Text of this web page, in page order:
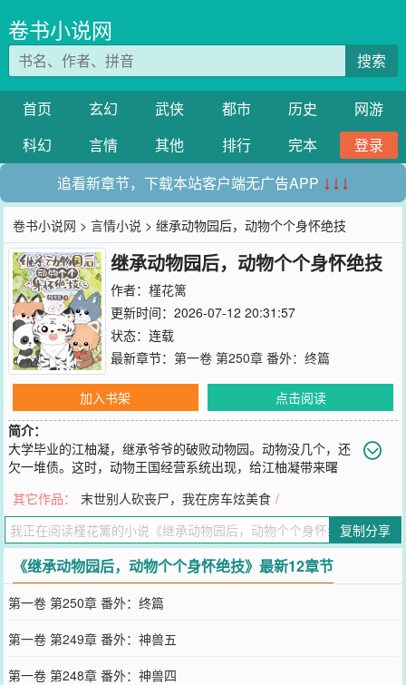
卷书小说网
搜索
首页 玄幻 武侠 都市 历史
网游
科幻
言情 其他 排行 完本
登录
追看新章节，下载本站客户端无广告APP ↓↓↓
卷书小说网 >言情小说 > 继承动物园后，动物个个身怀绝技
继承动物园后，动物个个身怀绝技
作者： 槿花篱
更新时间：2026-07-12 20:31:57
状态：连载
最新章节： 第一卷 第250章 番外：终篇
加入书架
点击阅读
简介：
大学毕业的江柚凝，继承爷爷的破败动物园。动物没几个，还
欠一堆债。这时，动物王国经营系统出现，给江柚凝带来曙
了。“这只黑熊竟然会炒菜，真的不是人扮演的吗？闻着还怪香的。”
鹦鹉赋予语言技能，当场来一段相声。“我嘞个乖乖，这还是鸟吗？它
俩高考就坐在我旁边吧？”灰狼赋予侦查技能，破案看门一把好手。
“这头狼又得一等功了吗？它比我还有用。”……动物园内的动物个个
身怀绝技，游客是一惊又一惊。不知不觉间，原本破败的动物园，成
为动物王国。动物在里面可以自由的生活，人类可以近距离接触。“听
说了吗，有家动物园，里面的动物可聪明了，还会卖东西呢？”“卖东
西算啥啊？有只猴子都开始搞科研了。”“走，我们去看看。”
您要是觉得《继承动物园后，动物个个身怀绝技
忘记向您QQ群和微博微信里的朋友推荐哦！
其它作品： 末世别人砍丧尸，我在房车炫美食 /
复制分享
《继承动物园后，动物个个身怀绝技》最新12章节
第一卷 第250章 番外：终篇
第一卷 第249章 番外：神兽五
第一卷 第248章 番外：神兽四